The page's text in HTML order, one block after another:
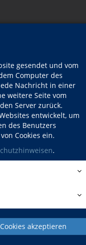
gesendet und vom
Computer des
Nachricht in einer
weitere Seite vom
Server zurück.
entwickelt, um
des Benutzers
Cookies ein.
.
akzeptieren